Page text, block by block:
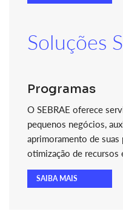
Soluções
Programas
O SEBRAE oferece
pequenos negócios,
aprimoramento de suas
otimização de recursos
SAIBA MAIS